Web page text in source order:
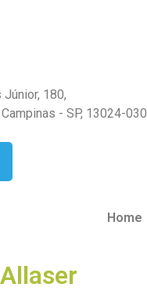
180,
- SP, 13024-030
Home